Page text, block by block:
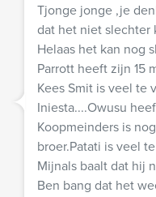
Tjonge jonge ,je
dat het niet slechter
Helaas het kan nog
Parrott heeft zijn 15
Kees Smit is veel te
Iniesta....Owusu
Koopmeinders is
broer.Patati is veel
Mijnals baalt dat hij
Ben bang dat het